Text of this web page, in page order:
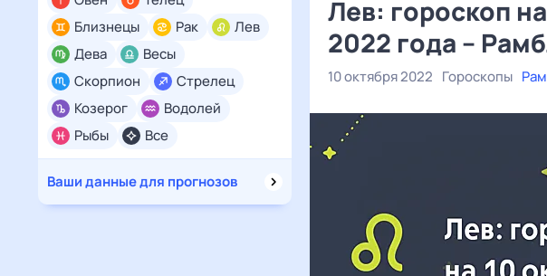
Все
Близнецы
Рак
Лев
Дева
Весы
Скорпион
Стрелец
Козерог
Водолей
Рыбы
Ваши данные для прогнозов
Лев: гороскоп
2022 года –
10 октября 2022 Гороскопы